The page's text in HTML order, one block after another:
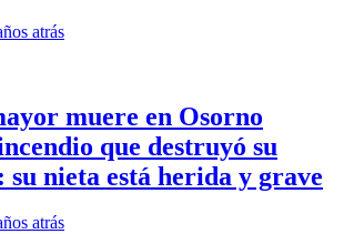
atrás
muere en Osorno
que destruyó su
su nieta está herida y grave
atrás